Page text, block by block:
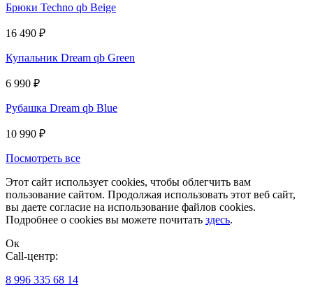
Брюки Techno qb Beige
16 490 ₽
Купальник Dream qb Green
6 990 ₽
Рубашка Dream qb Blue
10 990 ₽
Посмотреть все
Этот сайт использует cookies, чтобы облегчить вам
пользование сайтом. Продолжая использовать этот веб сайт,
вы даете согласие на использование файлов cookies.
Подробнее о cookies вы можете почитать здесь.
Ок
Сall-центр:
8 996 335 68 14